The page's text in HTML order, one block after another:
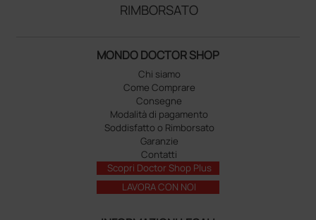
RIMBORSATO
MONDO DOCTOR SHOP
Chi siamo
Come Comprare
Consegne
Modalità di pagamento
Soddisfatto o Rimborsato
Garanzie
Contatti
Scopri Doctor Shop Plus
LAVORA CON NOI